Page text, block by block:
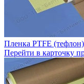
Пленка PTFE
Перейти в карточку